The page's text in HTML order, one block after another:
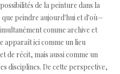
de la peinture dans la
peindre aujourd'hui et d'où—
comme archive et
apparaît ici comme un lieu
de récit, mais aussi comme un
disciplines. De cette perspective,